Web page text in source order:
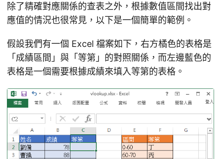
除了精確對應關係的查表之外，根據數值區間找出對
應值的情況也很常見，以下是一個簡單的範例。
假設我們有一個 Excel 檔案如下，右方橘色的表格是
「成績區間」與「等第」的對照關係，而左邊藍色的
表格是一個需要根據成績來填入等第的表格。